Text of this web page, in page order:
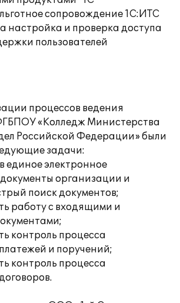
сопровождение 1С:ИТС
настройка и проверка доступа
пользователей
процессов ведения
«Колледж Министерства
Российской Федерации» были
задачи:
единое электронное
организации и
поиск документов;
работу с входящими и
контроль процесса
и поручений;
контроль процесса